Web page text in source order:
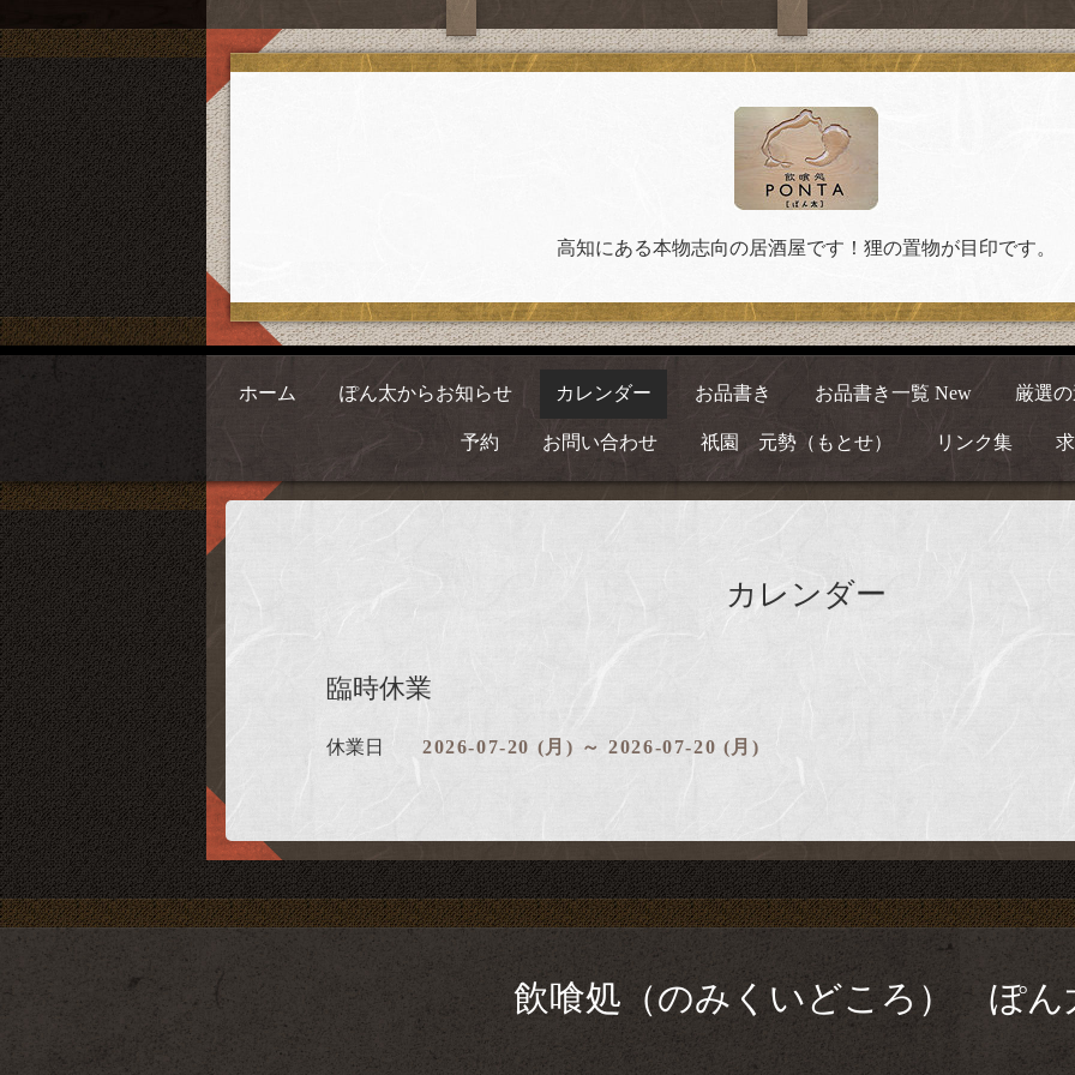
高知にある本物志向の居酒屋です！狸の置物が目印です。
ホーム ぽん太からお知らせ カレンダー お品書き お品書き一覧 New 厳選
予約 お問い合わせ 祇園 元勢（もとせ） リンク集
カレンダー
臨時休業
休業日 2026-07-20 (月) ～ 2026-07-20 (月)
飲喰処（のみくいどころ） ぽん